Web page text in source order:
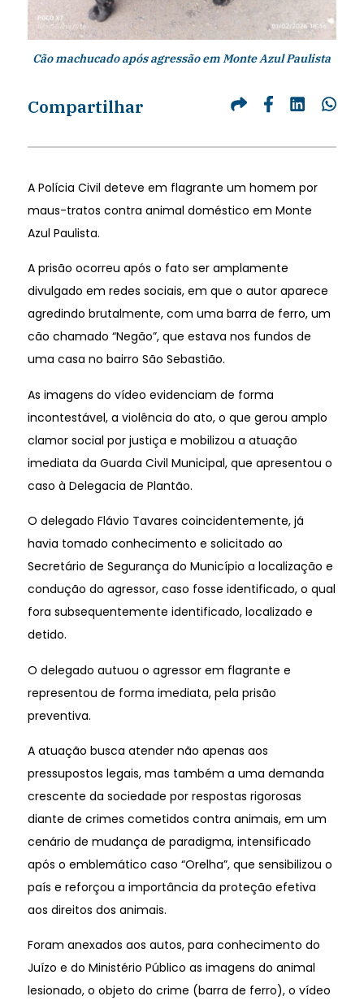
Cão machucado após agressão em Monte Azul Paulista
Compartilhar
A Polícia Civil deteve em flagrante um homem por
maus-tratos contra animal doméstico em Monte
Azul Paulista.
A prisão ocorreu após o fato ser amplamente
divulgado em redes sociais, em que o autor aparece
agredindo brutalmente, com uma barra de ferro, um
cão chamado “Negão”, que estava nos fundos de
uma casa no bairro São Sebastião.
As imagens do vídeo evidenciam de forma
incontestável, a violência do ato, o que gerou amplo
clamor social por justiça e mobilizou a atuação
imediata da Guarda Civil Municipal, que apresentou o
caso à Delegacia de Plantão.
O delegado Flávio Tavares coincidentemente, já
havia tomado conhecimento e solicitado ao
Secretário de Segurança do Município a localização e
condução do agressor, caso fosse identificado, o qual
fora subsequentemente identificado, localizado e
detido.
O delegado autuou o agressor em flagrante e
representou de forma imediata, pela prisão
preventiva.
A atuação busca atender não apenas aos
pressupostos legais, mas também a uma demanda
crescente da sociedade por respostas rigorosas
diante de crimes cometidos contra animais, em um
cenário de mudança de paradigma, intensificado
após o emblemático caso “Orelha”, que sensibilizou o
país e reforçou a importância da proteção efetiva
aos direitos dos animais.
Foram anexados aos autos, para conhecimento do
Juízo e do Ministério Público as imagens do animal
lesionado, o objeto do crime (barra de ferro), o vídeo